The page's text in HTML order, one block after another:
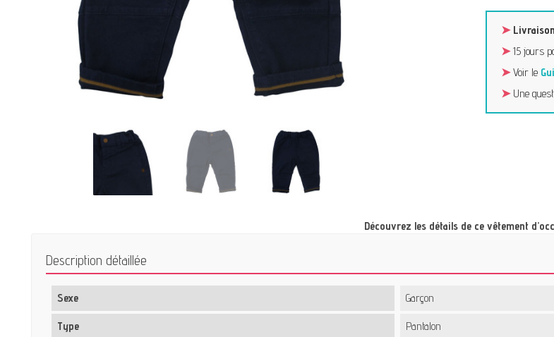
➤
➤15 jours
➤Voir le
➤Une
Découvrez les détails de ce vêtement
Description détaillée
Sexe Garçon
Type Pantalon